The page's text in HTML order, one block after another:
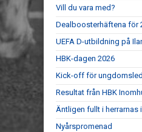
Vill du vara med?
Dealboosterhäftena för
UEFA D-utbildning på
HBK-dagen 2026
Kick-off för
Resultat från HBK
Äntligen fullt i herrarnas
Nyårspromenad